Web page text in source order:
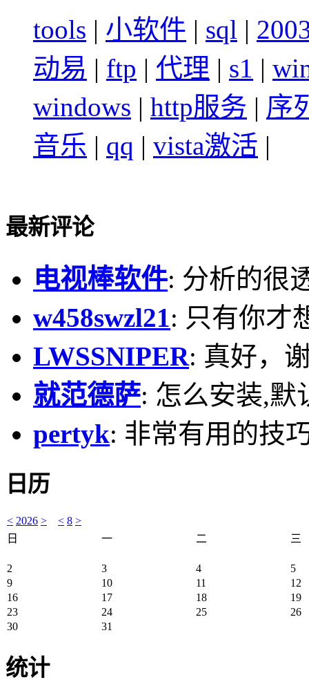
tools | 小软件 | sql |
动易 | ftp | 代理 | s1 |
windows | http服务 | 序
音乐 | qq | vista激活 |
最新评论
电视棒软件: 分析的很
w458swzl21 : 只有你才
LWSSNIPER: 真好，
就范德萨: 怎么安装,默
pertyk: 非常有用的技
日历
< 2026 > < 8 >
日
一 二 三
2 3 4
5
9
10 11
12
16
17 18
19
23
24 25
26
30
31
统计